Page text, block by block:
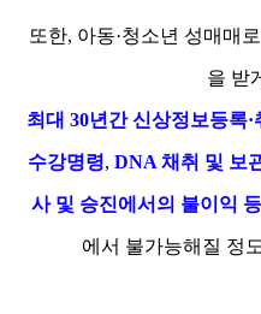
또한, 아동·청소년 성매매
을 받
최대 30년간 신상정보등록·
수강명령, DNA 채취 및 보
사 및 승진에서의 불이익 등
에서 불가능해질 정